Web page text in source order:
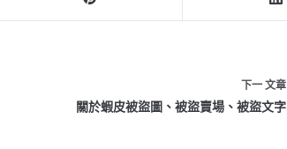
下一 文章
關於蝦皮被盜圖、被盜賣場、被盜文字